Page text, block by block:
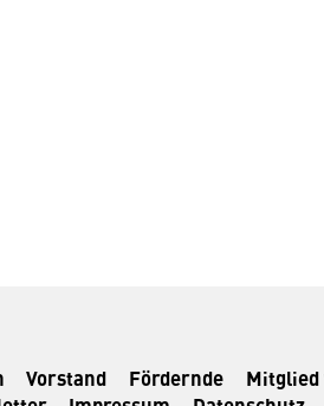
Vorstand Fördernde Mitglied